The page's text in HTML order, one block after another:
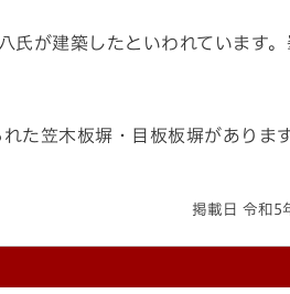
氏が建築したといわれています。
た笠木板塀・目板板塀があります
掲載日 令和5